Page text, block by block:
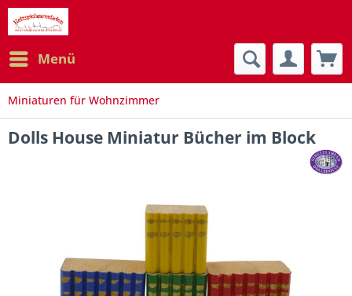
Menü
Miniaturen für Wohnzimmer
Dolls House Miniatur Bücher im Block